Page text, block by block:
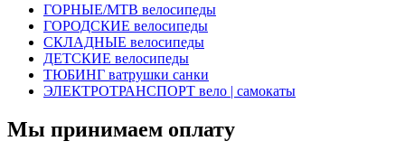
ГОРНЫЕ/MTB велосипеды
ГОРОДСКИЕ велосипеды
СКЛАДНЫЕ велосипеды
ДЕТСКИЕ велосипеды
ТЮБИНГ ватрушки санки
ЭЛЕКТРОТРАНСПОРТ вело | самокаты
Мы принимаем оплату